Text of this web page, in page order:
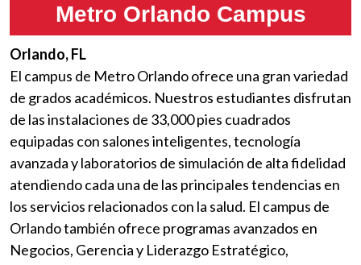
Metro Orlando Campus
Orlando, FL
El campus de Metro Orlando ofrece una gran variedad
de grados académicos. Nuestros estudiantes disfrutan
de las instalaciones de 33,000 pies cuadrados
equipadas con salones inteligentes, tecnología
avanzada y laboratorios de simulación de alta fidelidad
atendiendo cada una de las principales tendencias en
los servicios relacionados con la salud. El campus de
Orlando también ofrece programas avanzados en
Negocios, Gerencia y Liderazgo Estratégico,